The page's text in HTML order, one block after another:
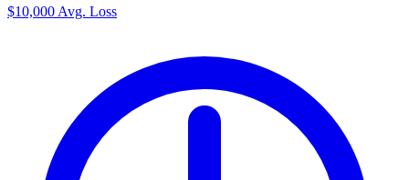
$10,000 Avg. Loss